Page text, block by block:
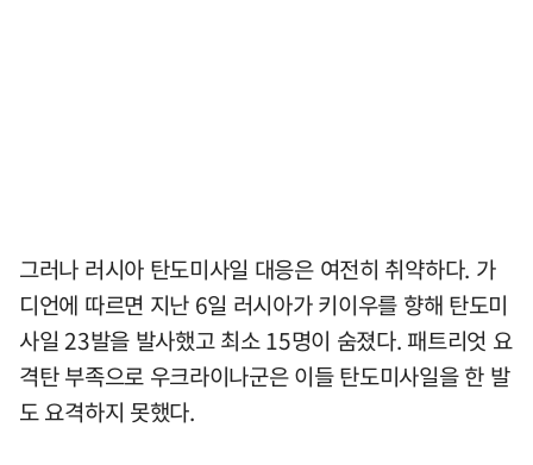
그러나 러시아 탄도미사일 대응은 여전히 취약하다. 가
디언에 따르면 지난 6일 러시아가 키이우를 향해 탄도미
사일 23발을 발사했고 최소 15명이 숨졌다. 패트리엇 요
격탄 부족으로 우크라이나군은 이들 탄도미사일을 한 발
도 요격하지 못했다.